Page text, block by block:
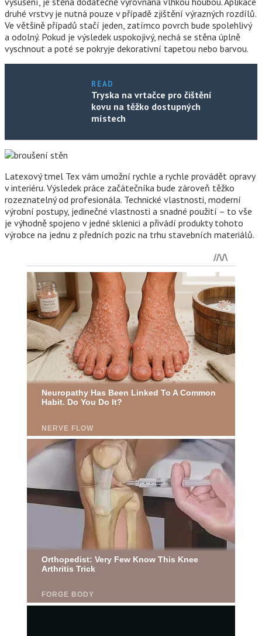
druhé vrstvy je nutná pouze v případě zjištění výrazných rozdílů.
Ve většině případů stačí jeden, zatímco povrch bude spolehlivý
a odolný. Pokud je výsledek uspokojivý, nechá se stěna úplně
vyschnout a poté se pokryje dekorativní tapetou nebo barvou.
READ
Tryska na vrtačce pro čištění
kovu na těžko dostupných
místech
Latexový tmel Tex vám umožní rychle a rychle provádět opravy
v interiéru. Výsledek práce začátečníka bude zároveň těžko
rozeznatelný od profesionála. Technické vlastnosti, moderní
výrobní postupy, jedinečné vlastnosti a snadné použití – to vše
je výhodně spojeno v jedné sklenici a přivádí produkty tohoto
výrobce na jednu z předních pozic na trhu stavebních materiálů.